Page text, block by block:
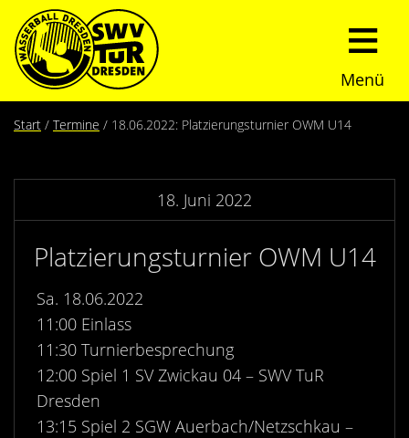
Menü
Start
Verein
Über uns
Trainingszeiten
Sommerturnier
Presseberichte
Termine
News
Nachwuchs
Fundraising
Kontakt
Start Termine 18.06.2022: Platzierungsturnier OWM U14
18. Juni 2022
Platzierungsturnier OWM U14
Sa. 18.06.2022
11:00 Einlass
11:30 Turnierbesprechung
12:00 Spiel 1 SV Zwickau 04 – SWV TuR
Dresden
13:15 Spiel 2 SGW Auerbach/Netzschkau –